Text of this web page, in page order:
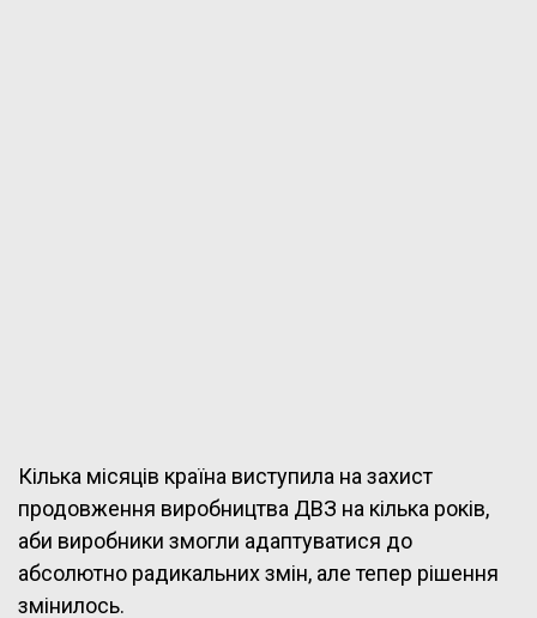
Кілька місяців країна виступила на захист
продовження виробництва ДВЗ на кілька років,
аби виробники змогли адаптуватися до
абсолютно радикальних змін, але тепер рішення
змінилось.